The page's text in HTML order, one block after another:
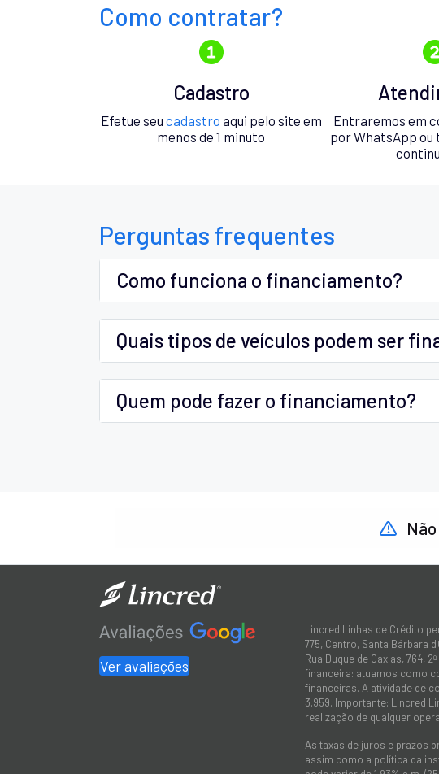
Como contratar?
Cadastro
Efetue seu cadastro aqui pelo site em
menos de 1 minuto
Entraremos em
por WhatsApp
Perguntas frequentes
Como funciona o financiamento?
Quais tipos de veículos podem ser
Quem pode fazer o financiamento?
Ver avaliações
Lincred Linhas de Crédito
775, Centro, Santa Bárbara
Rua Duque de Caxias, 764,
financeira: atuamos como
financeiras. A atividade de
3.959. Importante: Lincred
realização de qualquer
As taxas de juros e prazos
assim como a política da